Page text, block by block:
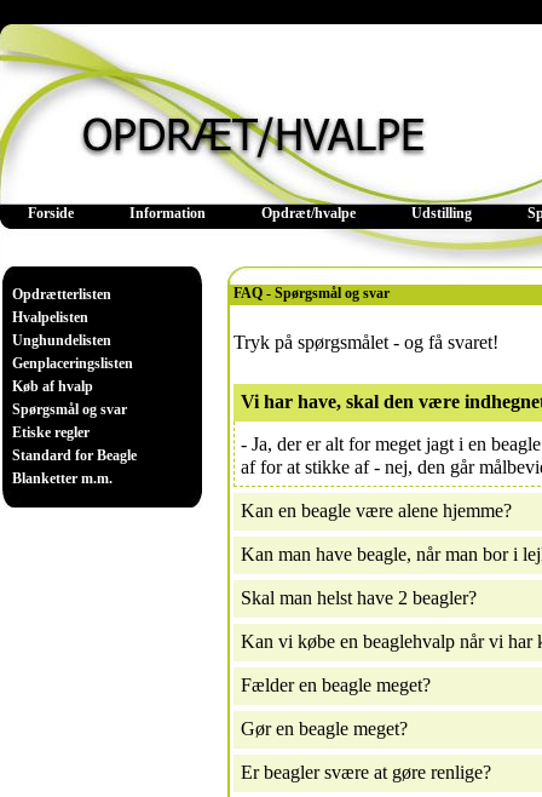
Forside Information Opdræt/hvalpe Udstilling
Opdrætterlisten
Hvalpelisten
Unghundelisten
Genplaceringslisten
Køb af hvalp
Spørgsmål og svar
Etiske regler
Standard for Beagle
Blanketter m.m.
FAQ - Spørgsmål og svar
Tryk på spørgsmålet - og få svaret!
Vi har have, skal den være
- Ja, der er alt for meget jagt i en
af for at stikke af - nej, den går
Kan en beagle være alene hjemme?
Kan man have beagle, når man bor i
Skal man helst have 2 beagler?
Kan vi købe en beaglehvalp når vi har
Fælder en beagle meget?
Gør en beagle meget?
Er beagler svære at gøre renlige?